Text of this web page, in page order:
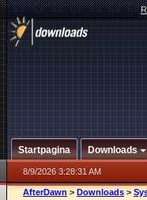
Startpagina Downloads
8/9/2026 3:28:31 AM
AfterDawn > Downloads >